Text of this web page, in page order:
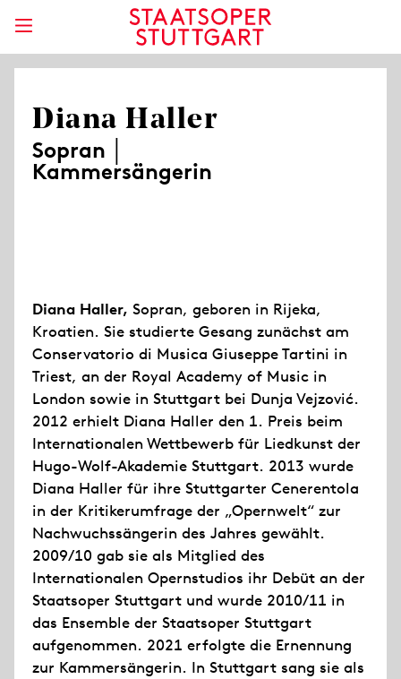
Diana Haller
Sopran │
Kammersängerin
Diana Haller, Sopran, geboren in Rijeka,
Kroatien. Sie studierte Gesang zunächst am
Conservatorio di Musica Giuseppe Tartini in
Triest, an der Royal Academy of Music in
London sowie in Stuttgart bei Dunja Vejzović.
2012 erhielt Diana Haller den 1. Preis beim
Internationalen Wettbewerb für Liedkunst der
Hugo-Wolf-Akademie Stuttgart. 2013 wurde
Diana Haller für ihre Stuttgarter Cenerentola
in der Kritikerumfrage der „Opernwelt“ zur
Nachwuchssängerin des Jahres gewählt.
2009/10 gab sie als Mitglied des
Internationalen Opernstudios ihr Debüt an der
Staatsoper Stuttgart und wurde 2010/11 in
das Ensemble der Staatsoper Stuttgart
aufgenommen. 2021 erfolgte die Ernennung
zur Kammersängerin. In Stuttgart sang sie als